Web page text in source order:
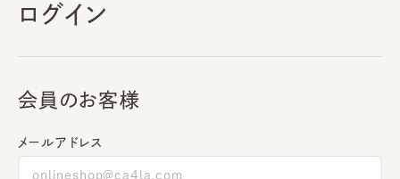
ログイン
会員のお客様
メールアドレス